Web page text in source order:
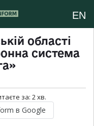
EN
області
система
за: 2хв.
в Google